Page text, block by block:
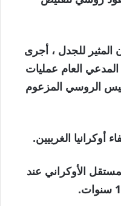
المثير للجدل ، أجرى
العام عمليات
الروسي المزعوم
أوكرانيا الغربيين.
الأوكراني عند